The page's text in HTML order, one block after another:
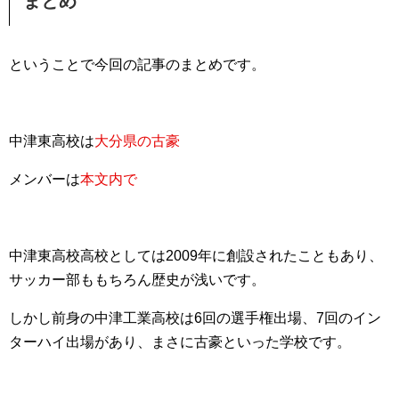
ということで今回の記事のまとめです。
中津東高校は大分県の古豪
メンバーは本文内で
中津東高校高校としては2009年に創設されたこともあり、
サッカー部ももちろん歴史が浅いです。
しかし前身の中津工業高校は6回の選手権出場、7回のイン
ターハイ出場があり、まさに古豪といった学校です。